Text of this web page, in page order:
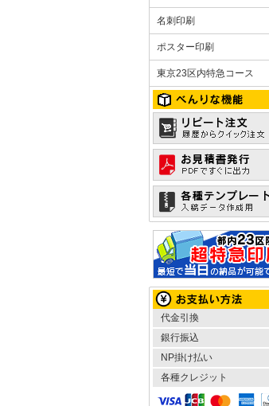
名刺印刷
ポスター印刷
東京23区内特急コース
代金引換
銀行振込
NP掛け払い
各種クレジット